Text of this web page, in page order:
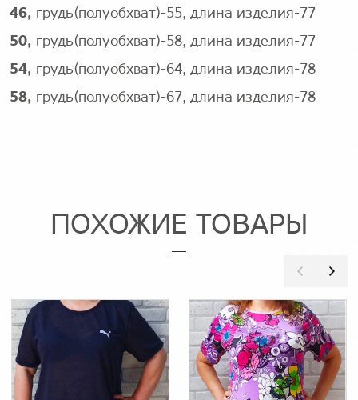
46, грудь(полуобхват)-55, длина изделия-77
50, грудь(полуобхват)-58, длина изделия-77
54, грудь(полуобхват)-64, длина изделия-78
58, грудь(полуобхват)-67, длина изделия-78
ПОХОЖИЕ ТОВАРЫ